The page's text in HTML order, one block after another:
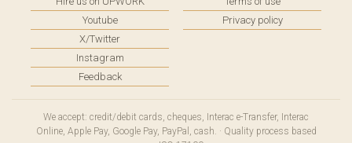
Youtube
X/Twitter
Instagram
Feedback
Privacy policy
We accept: credit/debit cards, cheques, Interac e-Transfer, Interac
Online, Apple Pay, Google Pay, PayPal, cash. · Quality process based